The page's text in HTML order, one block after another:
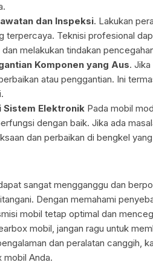
dan Inspeksi. Lakukan
terpercaya. Teknisi profesional
melakukan tindakan
Komponen yang Aus.
atau penggantian. Ini
Sistem Elektronik Pada mobil
dengan baik. Jika ada
dan perbaikan di bengkel
sangat mengganggu dan
Dengan memahami
mobil tetap optimal dan
mobil, jangan ragu untuk
dan peralatan canggih,
mobil Anda.